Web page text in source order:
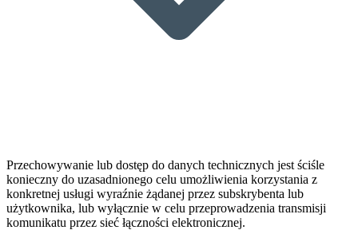
Przechowywanie lub dostęp do danych technicznych jest ściśle
konieczny do uzasadnionego celu umożliwienia korzystania z
konkretnej usługi wyraźnie żądanej przez subskrybenta lub
użytkownika, lub wyłącznie w celu przeprowadzenia transmisji
komunikatu przez sieć łączności elektronicznej.